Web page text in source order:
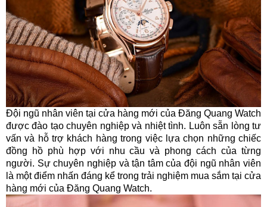
Đội ngũ nhân viên tại cửa hàng mới của Đăng Quang Watch
được đào tạo chuyên nghiệp và nhiệt tình. Luôn sẵn lòng tư
vấn và hỗ trợ khách hàng trong việc lựa chọn những chiếc
đồng hồ phù hợp với nhu cầu và phong cách của từng
người. Sự chuyên nghiệp và tận tâm của đội ngũ nhân viên
là một điểm nhấn đáng kể trong trải nghiệm mua sắm tại cửa
hàng mới của Đăng Quang Watch.